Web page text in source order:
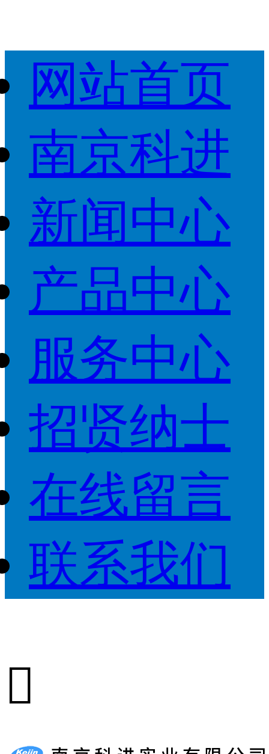
网站首页
南京科进
新闻中心
产品中心
服务中心
招贤纳士
在线留言
联系我们
